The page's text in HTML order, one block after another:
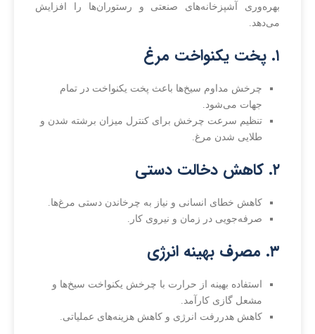
بهره‌وری آشپزخانه‌های صنعتی و رستوران‌ها را افزایش
می‌دهد.
۱. پخت یکنواخت مرغ
چرخش مداوم سیخ‌ها باعث پخت یکنواخت در تمام
جهات می‌شود.
تنظیم سرعت چرخش برای کنترل میزان برشته شدن و
طلایی شدن مرغ.
۲. کاهش دخالت دستی
کاهش خطای انسانی و نیاز به چرخاندن دستی مرغ‌ها.
صرفه‌جویی در زمان و نیروی کار.
۳. مصرف بهینه انرژی
استفاده بهینه از حرارت با چرخش یکنواخت سیخ‌ها و
مشعل گازی کارآمد.
کاهش هدررفت انرژی و کاهش هزینه‌های عملیاتی.